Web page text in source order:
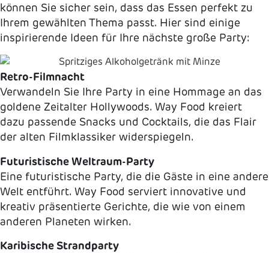
können Sie sicher sein, dass das Essen perfekt zu
Ihrem gewählten Thema passt. Hier sind einige
inspirierende Ideen für Ihre nächste große Party:
Retro-Filmnacht
Verwandeln Sie Ihre Party in eine Hommage an das
goldene Zeitalter Hollywoods. Way Food kreiert
dazu passende Snacks und Cocktails, die das Flair
der alten Filmklassiker widerspiegeln.
Futuristische Weltraum-Party
Eine futuristische Party, die die Gäste in eine andere
Welt entführt. Way Food serviert innovative und
kreativ präsentierte Gerichte, die wie von einem
anderen Planeten wirken.
Karibische Strandparty